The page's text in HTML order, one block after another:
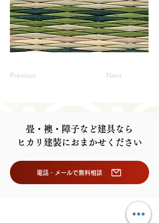
Previous Next
畳・襖・障子など建具なら
ヒカリ建装におまかせください
電話・メールで無料相談